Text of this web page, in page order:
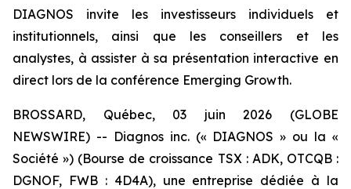
DIAGNOS invite les investisseurs individuels et
institutionnels, ainsi que les conseillers et les
analystes, à assister à sa présentation interactive en
direct lors de la conférence Emerging Growth.
BROSSARD, Québec, 03 juin 2026 (GLOBE
NEWSWIRE) -- Diagnos inc. (« DIAGNOS » ou la «
Société ») (Bourse de croissance TSX : ADK, OTCQB :
DGNOF, FWB : 4D4A), une entreprise dédiée à la